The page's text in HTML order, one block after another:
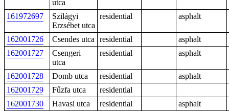
utca
161972697
Szilágyi
Erzsébet utca
residential asphalt
162001726 Csendes utca residential
asphalt
162001727
Csengeri
utca
residential asphalt
162001728 Domb utca residential
asphalt
162001729
Fűzfa utca
residential
162001730
Havasi utca residential
asphalt